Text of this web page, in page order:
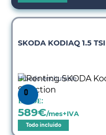
SKODA KODIAQ 1.5
Híbrido enchufable
Desde:
589€/mes+IVA
Todo incluido